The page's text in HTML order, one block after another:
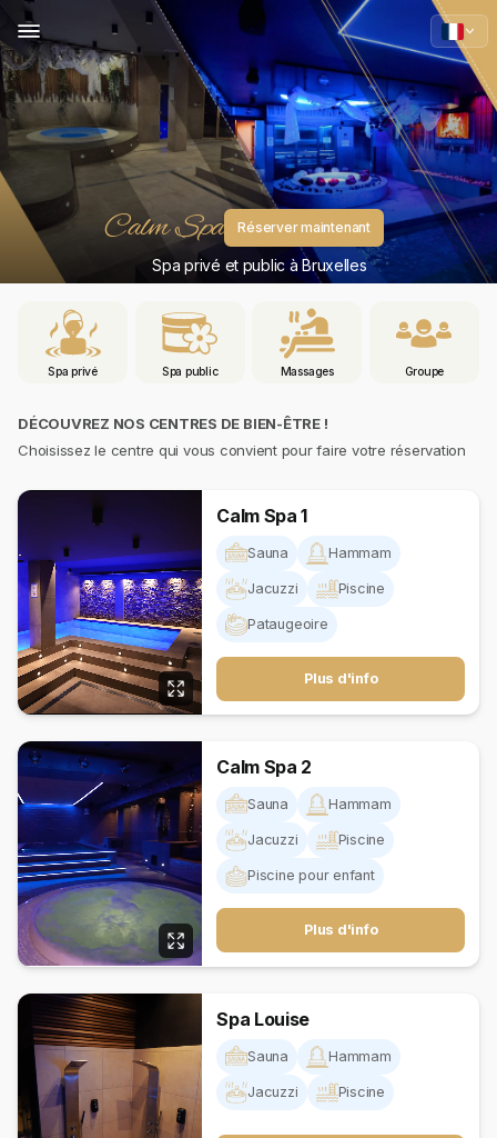
Calm Spa Réserver maintenant
Spa privé et public à Bruxelles
Spa privé Spa public Massages Groupe
DÉCOUVREZ NOS CENTRES DE BIEN-ÊTRE !
Choisissez le centre qui vous convient pour faire votre réservation
Calm Spa 1
Sauna Hammam
Jacuzzi Piscine
Pataugeoire
Plus d'info
Calm Spa 2
Sauna Hammam
Jacuzzi Piscine
Piscine pour enfant
Plus d'info
Spa Louise
Sauna Hammam
Jacuzzi Piscine